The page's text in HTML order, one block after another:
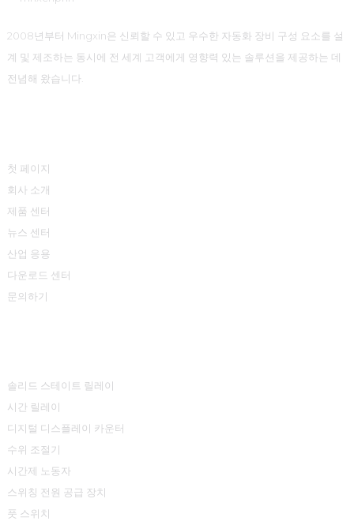
2008년부터 Mingxin은 신뢰할 수 있고 우수한 자동화 장비 구성 요소를 설
계 및 제조하는 동시에 전 세계 고객에게 영향력 있는 솔루션을 제공하는 데
전념해 왔습니다.
첫 페이지
회사 소개
제품 센터
뉴스 센터
산업 응용
다운로드 센터
문의하기
솔리드 스테이트 릴레이
시간 릴레이
디지털 디스플레이 카운터
수위 조절기
시간제 노동자
스위칭 전원 공급 장치
풋 스위치